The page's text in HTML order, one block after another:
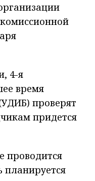
4-я
время
проверят
придется
проводится
планируется